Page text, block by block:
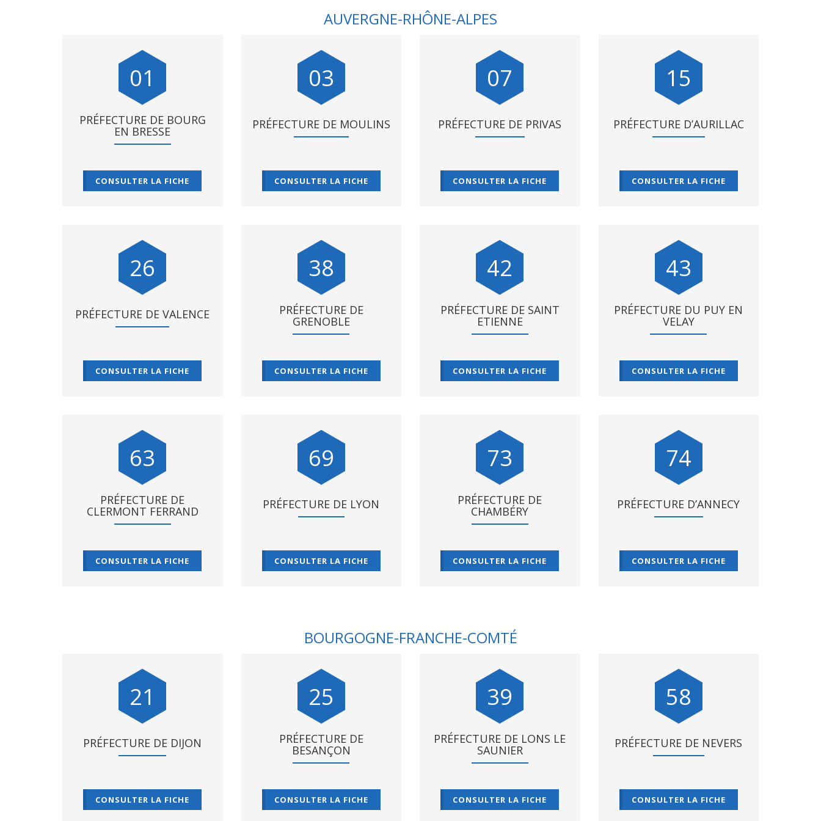
AUVERGNE-RHÔNE-ALPES
01
PRÉFECTURE DE BOURG
EN BRESSE
CONSULTER LA FICHE
03
PRÉFECTURE DE MOULINS
CONSULTER LA FICHE
07
PRÉFECTURE DE PRIVAS
CONSULTER LA FICHE
15
PRÉFECTURE D’AURILLAC
CONSULTER LA FICHE
26
PRÉFECTURE DE VALENCE
CONSULTER LA FICHE
38
PRÉFECTURE DE
GRENOBLE
CONSULTER LA FICHE
42
PRÉFECTURE DE SAINT
ETIENNE
CONSULTER LA FICHE
43
PRÉFECTURE DU PUY EN
VELAY
CONSULTER LA FICHE
63
PRÉFECTURE DE
CLERMONT FERRAND
CONSULTER LA FICHE
69
PRÉFECTURE DE LYON
CONSULTER LA FICHE
73
PRÉFECTURE DE
CHAMBÉRY
CONSULTER LA FICHE
74
PRÉFECTURE D’ANNECY
CONSULTER LA FICHE
BOURGOGNE-FRANCHE-COMTÉ
21
PRÉFECTURE DE DIJON
CONSULTER LA FICHE
25
PRÉFECTURE DE
BESANÇON
CONSULTER LA FICHE
39
PRÉFECTURE DE LONS LE
SAUNIER
CONSULTER LA FICHE
58
PRÉFECTURE DE NEVERS
CONSULTER LA FICHE